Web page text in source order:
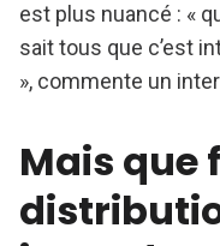
est plus nuancé : «
sait tous que c’est
», commente un
Mais que